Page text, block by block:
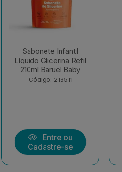
Shampoo E
Condicionador Infantil
Suave Baruel Baby
400+210ml
Entre ou
Cadastre-se